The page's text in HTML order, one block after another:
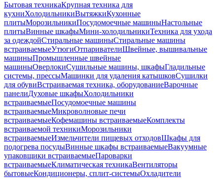
Бытовая техникаКрупная техника для
кухниХолодильникиВытяжкиКухонные
плитыМорозильникиПосудомоечные машиныНастольные
плитыВинные шкафыМини-холодильникиТехника для ухода
за одеждойСтиральные машиныСтиральные машины
встраиваемыеУтюгиОтпаривателиШвейные, вышивальные
машиныПромышленные швейные
машиныОверлокиСушильные машины, шкафыГладильные
системы, прессыМашинки для удаления катышковСушилки
для обувиВстраиваемая техника, оборудованиеВарочные
панелиДуховые шкафыХолодильники
встраиваемыеПосудомоечные машины
встраиваемыеМикроволновые печи
встраиваемыеКофемашины встраиваемыеКомплекты
встраиваемой техникиМорозильники
встраиваемыеИзмельчители пищевых отходовШкафы для
подогрева посудыВинные шкафы встраиваемыеВакуумные
упаковщики встраиваемыеПароварки
встраиваемыеКлиматическая техникаВентиляторы
бытовыеКондиционеры, сплит-системыОхладители